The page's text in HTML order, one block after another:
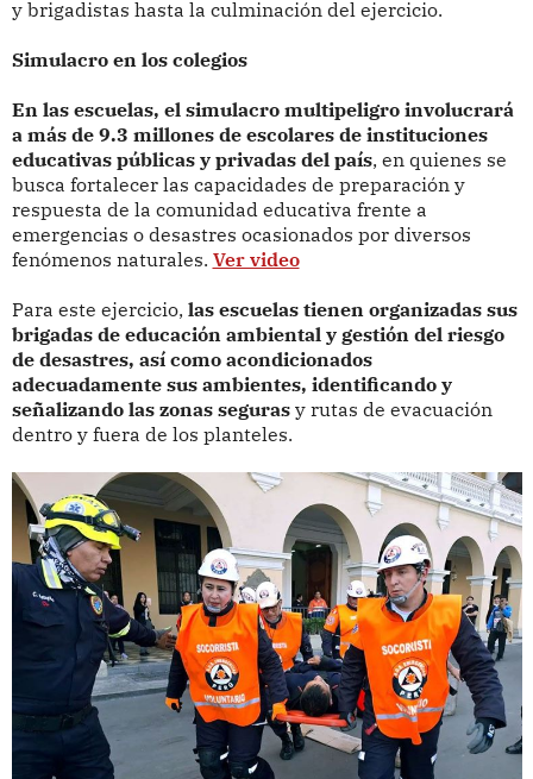
y brigadistas hasta la culminación del ejercicio.
Simulacro en los colegios
En las escuelas, el simulacro multipeligro involucrará
a más de 9.3 millones de escolares de instituciones
educativas públicas y privadas del país, en quienes se
busca fortalecer las capacidades de preparación y
respuesta de la comunidad educativa frente a
emergencias o desastres ocasionados por diversos
fenómenos naturales. Ver video
Para este ejercicio, las escuelas tienen organizadas sus
brigadas de educación ambiental y gestión del riesgo
de desastres, así como acondicionados
adecuadamente sus ambientes, identificando y
señalizando las zonas segurasy rutas de evacuación
dentro y fuera de los planteles.